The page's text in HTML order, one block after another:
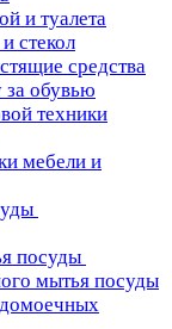
и туалета
стекол
средства
за обувью
техники
мебели и
посуды
мытья посуды